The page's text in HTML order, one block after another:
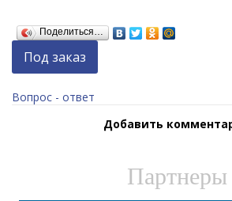
Поделиться…
Под заказ
Вопрос - ответ
Добавить
Партнеры